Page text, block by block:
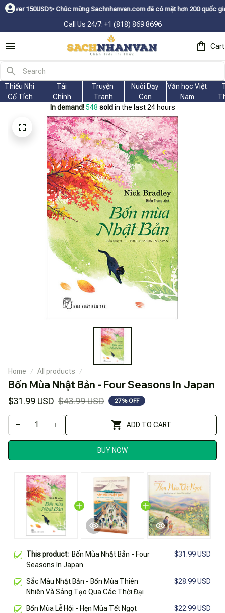
ㅤ✨ Chúc mừng Sachnhanvan.com đã có mặt hơn 200 quốc gia như Mỹ,
Call Us 24/7: +1 (818) 869 8696
Cart
Thiếu Nhi
Cổ Tích
Tài
Chính
Truyện
Tranh
Nuôi Dạy
Con
Văn học Việt
Nam
In demand! 549 sold in the last 24 hours
Home All products
Bốn Mùa Nhật Bản - Four Seasons In Japan
$31.99 USD $43.99 USD 27% OFF
ADD TO CART
BUY NOW
This product: Bốn Mùa Nhật Bản - Four
Seasons In Japan
$31.99 USD
Sắc Màu Nhật Bản - Bốn Mùa Thiên
Nhiên Và Sáng Tạo Qua Các Thời Đại
$28.99 USD
Bốn Mùa Lễ Hội - Hẹn Mùa Tết Ngọt $22.99 USD